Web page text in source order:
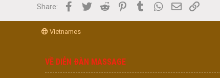
Share: Facebook
Twitter Reddit PinterestTumblr WhatsApp
Email
Vietnames
VỀ DIỄN ĐÀN MASSAGE